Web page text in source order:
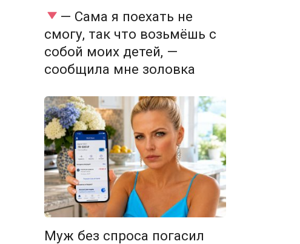
— Сама я поехать не
смогу, так что возьмёшь с
собой моих детей, —
сообщила мне золовка
Муж без спроса погасил